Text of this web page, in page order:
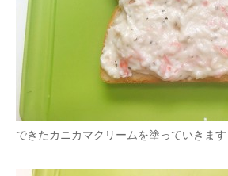
できたカニカマクリームを塗っていきます